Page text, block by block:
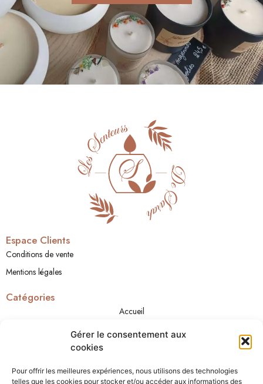
Gérer le consentement aux
cookies
Pour offrir les meilleures expériences, nous utilisons des technologies
telles que les cookies pour stocker et/ou accéder aux informations des
Espace Clients
Conditions de vente
Mentions légales
Catégories
Accueil
A propos